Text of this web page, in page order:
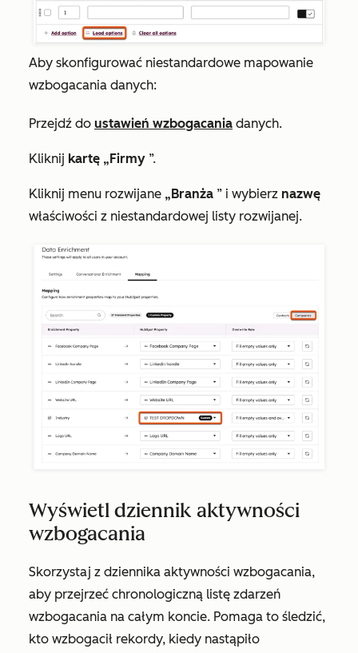
Aby skonfigurować niestandardowe mapowanie
wzbogacania danych:
Przejdź do ustawień wzbogacania danych.
Kliknij kartę „Firmy ”.
Kliknij menu rozwijane „Branża ” i wybierz nazwę
właściwości z niestandardowej listy rozwijanej.
Wyświetl dziennik aktywności
wzbogacania
Skorzystaj z dziennika aktywności wzbogacania,
aby przejrzeć chronologiczną listę zdarzeń
wzbogacania na całym koncie. Pomaga to śledzić,
kto wzbogacił rekordy, kiedy nastąpiło